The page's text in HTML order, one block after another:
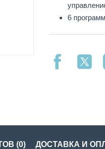
6
(0) ДОСТАВКА И